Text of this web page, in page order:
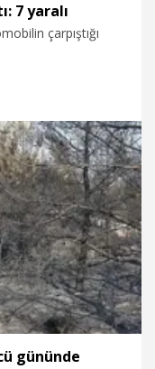
7 yaralı
çarpıştığı
gününde